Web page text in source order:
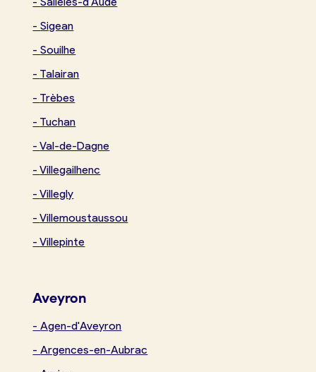
-Sigean
-Souilhe
- Talairan
- Trèbes
- Tuchan
-Val-de-Dagne
-Villegailhenc
-Villegly
-Villemoustaussou
-Villepinte
Aveyron
-Agen-d'Aveyron
-Argences-en-Aubrac